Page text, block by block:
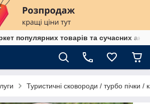
популярних товарів та сучасних
Туристичні сковороди / турбо пічки /